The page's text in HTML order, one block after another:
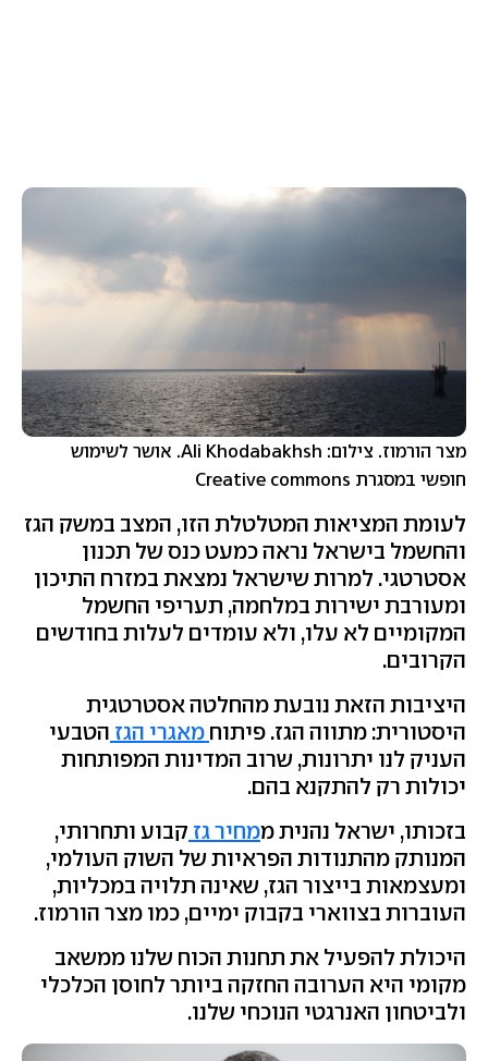
מצר הורמוז. צילום: Ali Khodabakhsh. אושר לשימוש
חופשי במסגרת Creative commons
לעומת המציאות המטלטלת הזו, המצב במשק הגז
והחשמל בישראל נראה כמעט כנס של תכנון
אסטרטגי. למרות שישראל נמצאת במזרח התיכון
ומעורבת ישירות במלחמה, תעריפי החשמל
המקומיים לא עלו, ולא עומדים לעלות בחודשים
הקרובים.
היציבות הזאת נובעת מהחלטה אסטרטגית
היסטורית: מתווה הגז. פיתוחמאגרי הגז הטבעי
העניק לנו יתרונות, שרוב המדינות המפותחות
יכולות רק להתקנא בהם.
בזכותו, ישראל נהנית ממחיר גז קבוע ותחרותי,
המנותק מהתנודות הפראיות של השוק העולמי,
ומעצמאות בייצור הגז, שאינה תלויה במכליות,
העוברות בצווארי בקבוק ימיים, כמו מצר הורמוז.
היכולת להפעיל את תחנות הכוח שלנו ממשאב
מקומי היא הערובה החזקה ביותר לחוסן הכלכלי
ולביטחון האנרגטי הנוכחי שלנו.